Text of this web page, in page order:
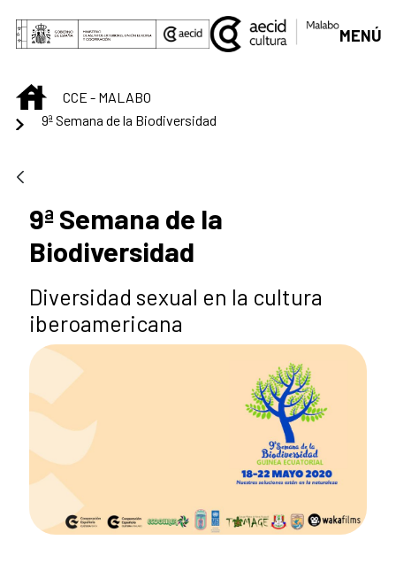
Saltar al contenido principal
MENÚ
INICIOCCE - MALABO
9ª Semana de la Biodiversidad
9ª Semana de la
Biodiversidad
Diversidad sexual en la cultura
iberoamericana